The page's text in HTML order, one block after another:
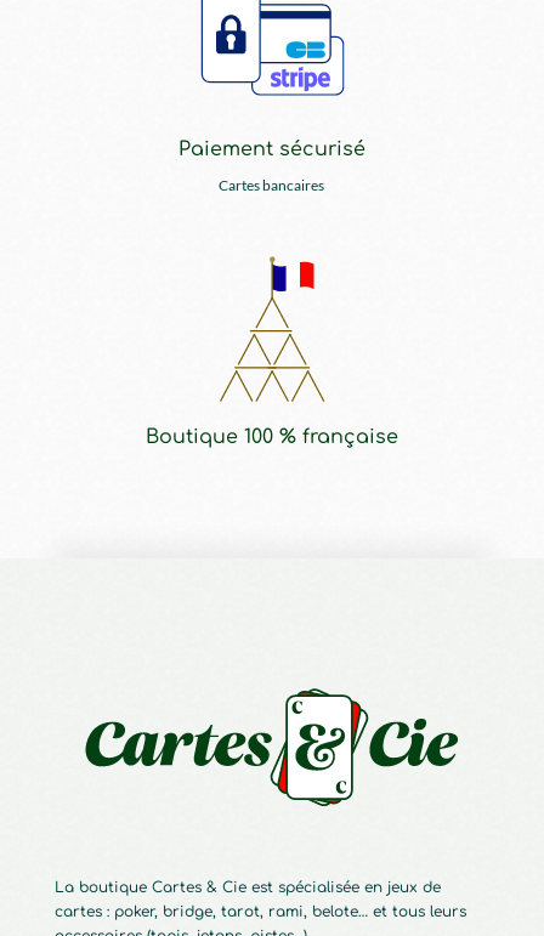
Paiement sécurisé
Cartes bancaires
Boutique 100 % française
La boutique Cartes & Cie est spécialisée en jeux de
cartes : poker, bridge, tarot, rami, belote… et tous leurs